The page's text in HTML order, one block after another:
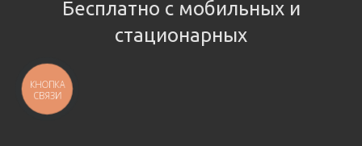
Бесплатно с мобильных и
стационарных
КНОПКА
СВЯЗИ